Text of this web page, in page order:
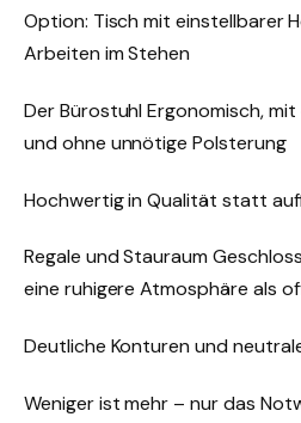
Option: Tisch mit einstellbarer
Arbeiten im Stehen
Der Bürostuhl Ergonomisch,
und ohne unnötige Polsterung
Hochwertig in Qualität statt
Regale und Stauraum
eine ruhigere Atmosphäre als
Deutliche Konturen und
Weniger ist mehr – nur das